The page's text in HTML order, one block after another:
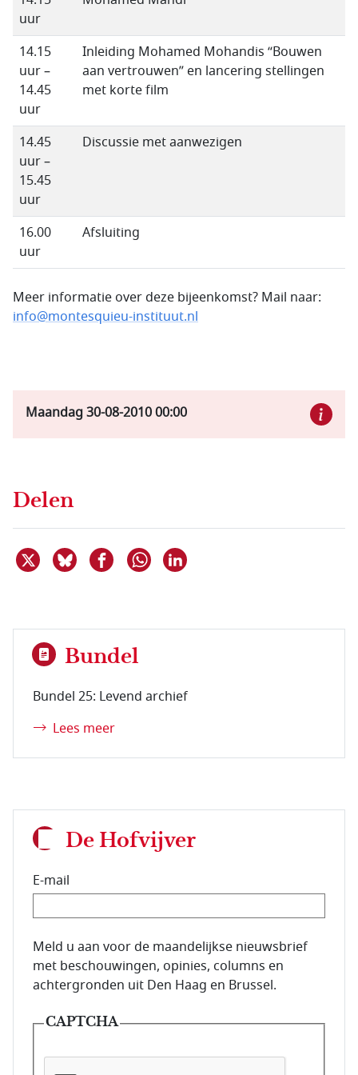
uur
14.15
uur –
14.45
uur
Inleiding Mohamed Mohandis “Bouwen
aan vertrouwen” en lancering stellingen
met korte film
14.45
uur –
15.45
uur
Discussie met aanwezigen
16.00
uur
Afsluiting
Meer informatie over deze bijeenkomst? Mail naar:
info@montesquieu-instituut.nl
Maandag 30-08-201000:00
Delen
Deel dit item op X
Deel dit item op Bluesky
Deel dit item op Facebook
Delen via WhatsApp
Bundel
Bundel 25: Levend archief
Lees meer
De Hofvijver
E-mail
E-mailadres van de abonnee.
Meld u aan voor de maandelijkse nieuwsbrief
met beschouwingen, opinies, columns en
achtergronden uit Den Haag en Brussel.
CAPTCHA